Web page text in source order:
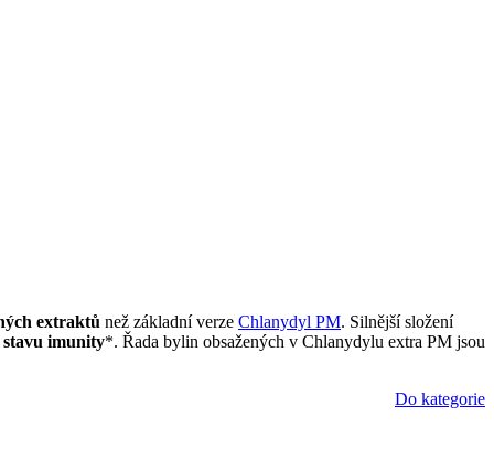
extraktů než základní verze Chlanydyl PM. Silnější složení
imunity*. Řada bylin obsažených v Chlanydylu extra PM jsou
Do kategorie